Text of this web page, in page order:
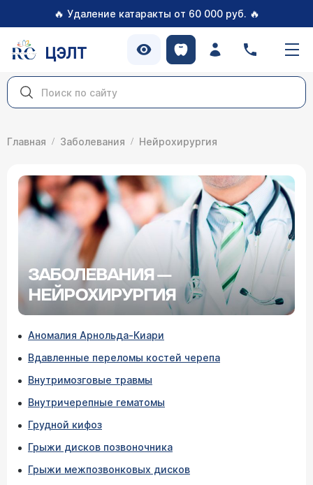
🔥 Удаление катаракты от 60 000 руб. 🔥
ЦЭЛТ
Главная Заболевания Нейрохирургия
ЗАБОЛЕВАНИЯ —
НЕЙРОХИРУРГИЯ
Аномалия Арнольда-Киари
Вдавленные переломы костей черепа
Внутримозговые травмы
Внутричерепные гематомы
Грудной кифоз
Грыжи дисков позвоночника
Грыжи межпозвонковых дисков